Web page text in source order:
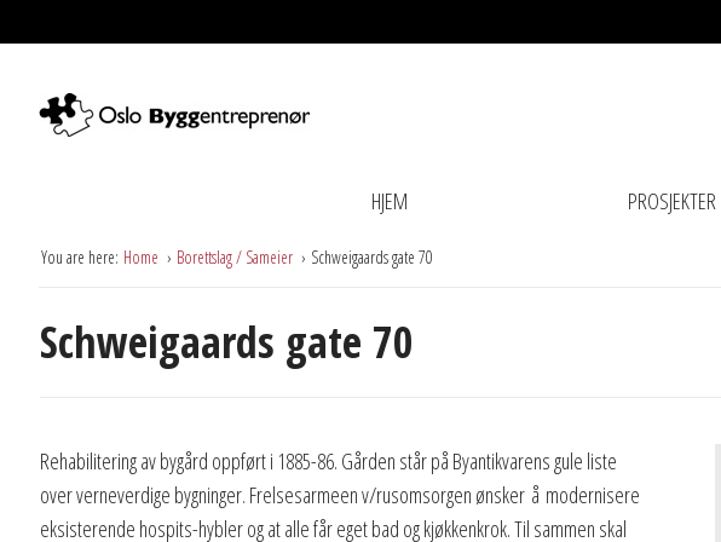
HJEM PROSJEKTER
You are here: Home Borettslag / Sameier Schweigaards gate 70
Schweigaards gate 70
Rehabilitering av bygård oppført i 1885-86. Gården står på Byantikvarens gule liste
over verneverdige bygninger. Frelsesarmeen v/rusomsorgen ønsker å modernisere
eksisterende hospits-hybler og at alle får eget bad og kjøkkenkrok. Til sammen skal